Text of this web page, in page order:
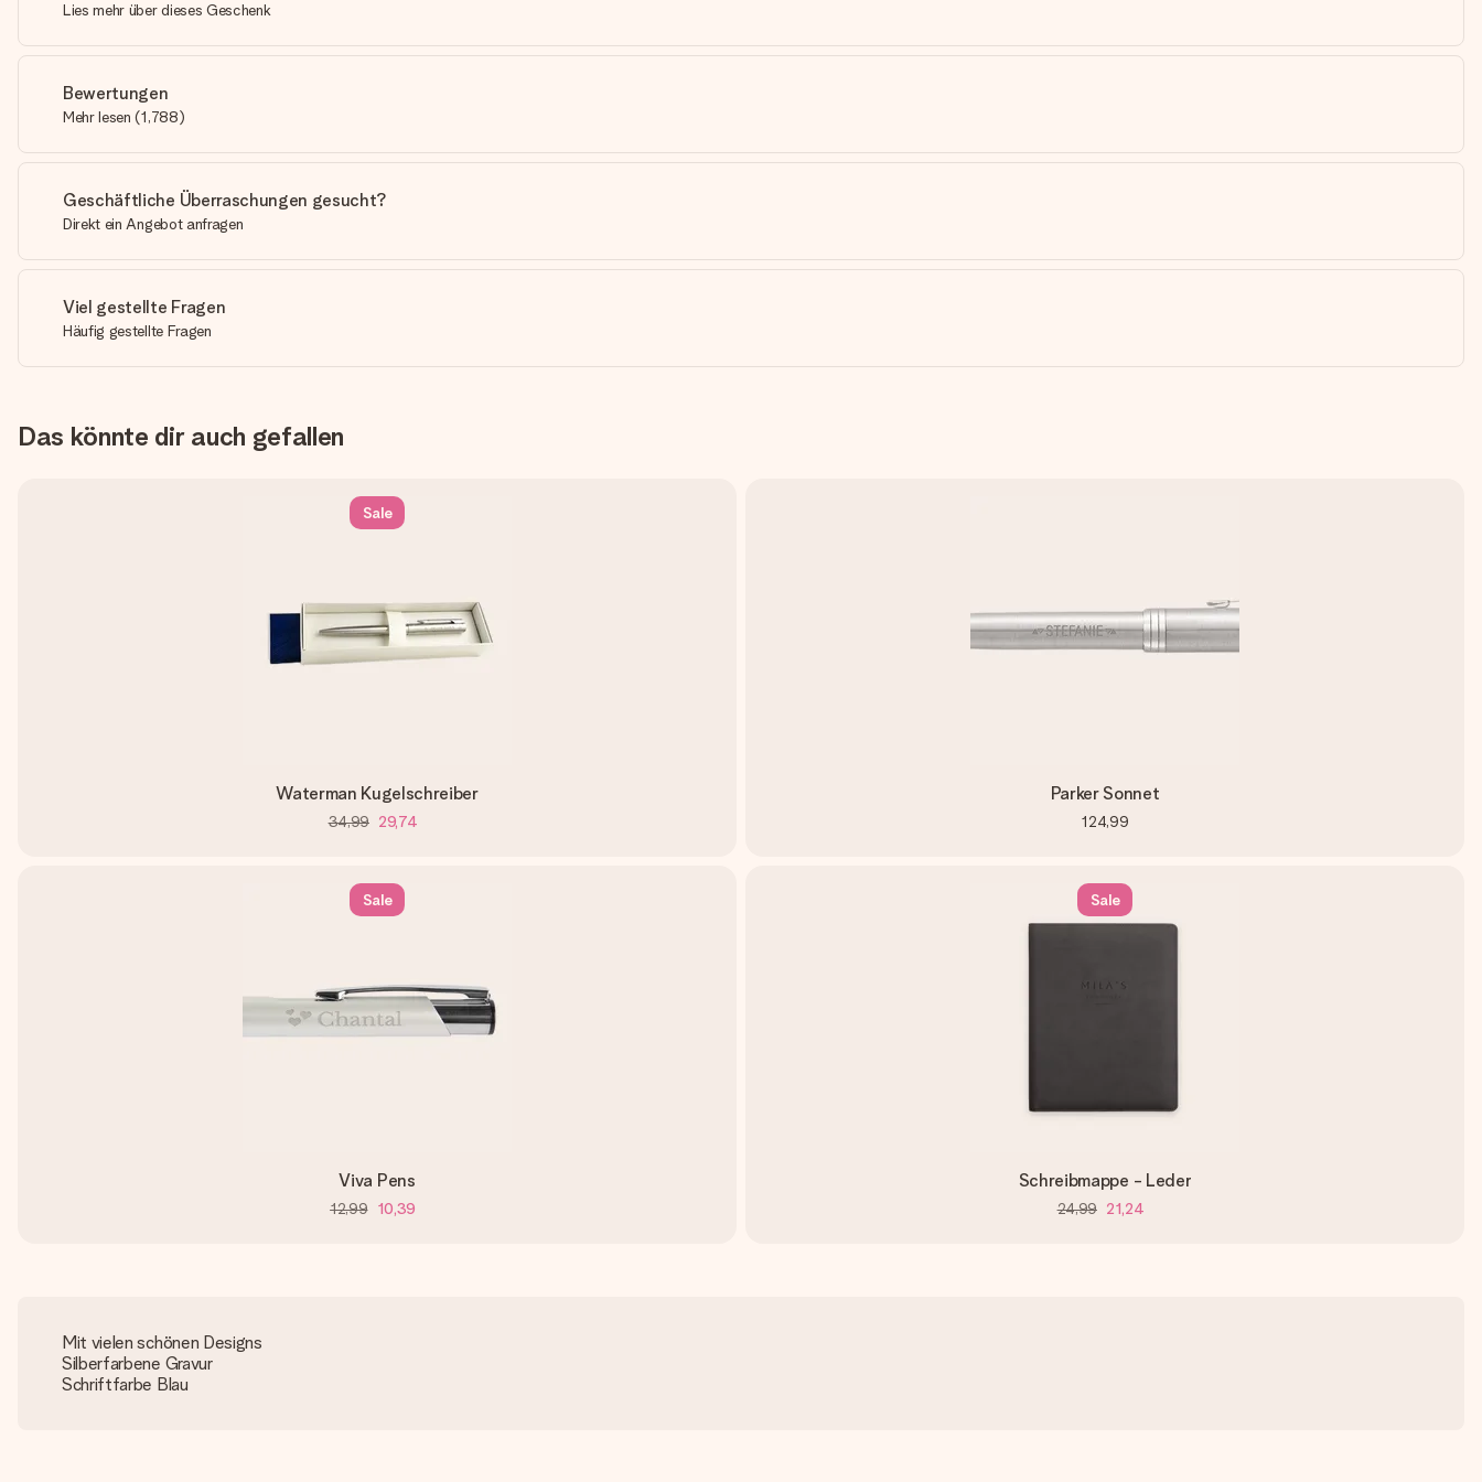
Lies mehr über dieses Geschenk
Bewertungen
Mehr lesen (1,788)
Geschäftliche Überraschungen gesucht?
Direkt ein Angebot anfragen
Viel gestellte Fragen
Häufig gestellte Fragen
Das könnte dir auch gefallen
Sale
Waterman Kugelschreiber
34,99 29,74
Parker Sonnet
124,99
Sale
Viva Pens
12,99 10,39
Sale
Schreibmappe - Leder
24,99 21,24
Mit vielen schönen Designs
Silberfarbene Gravur
Schriftfarbe Blau